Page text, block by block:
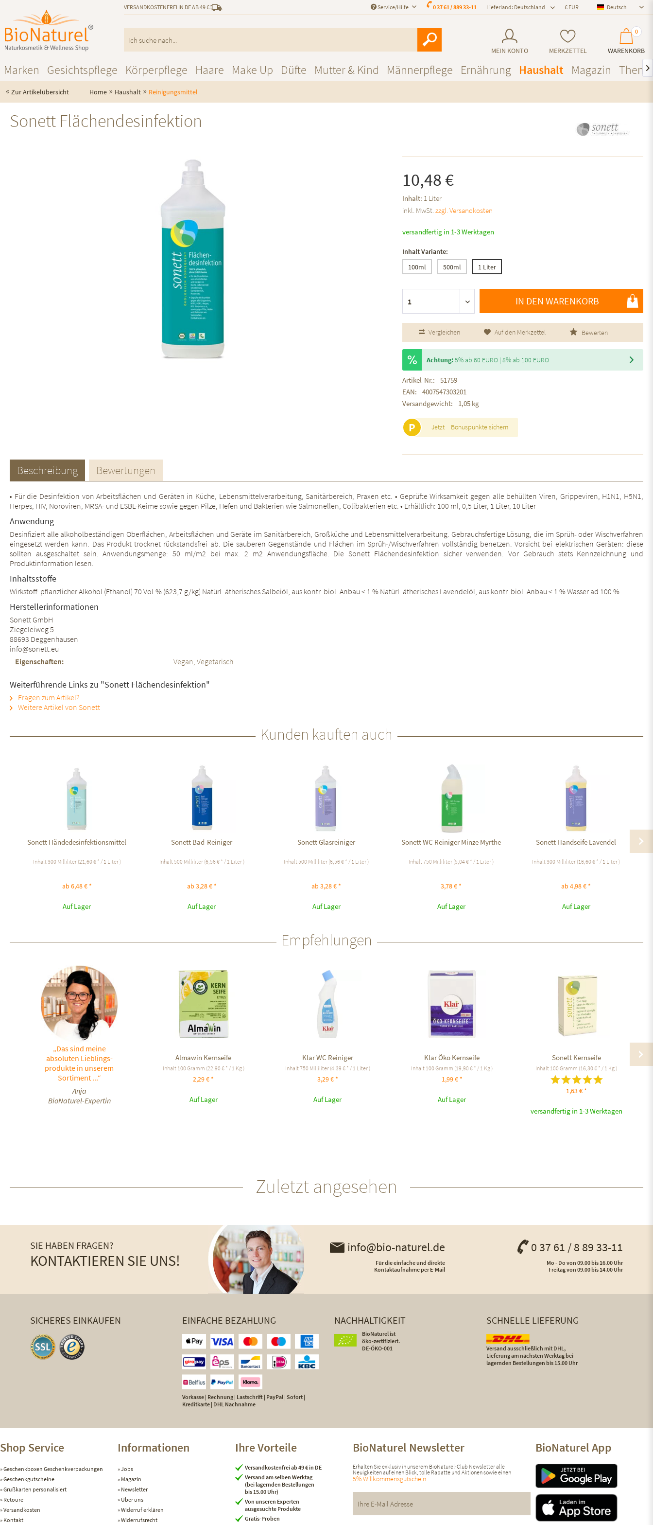
VERSANDKOSTENFREI IN DE AB 49 € Deutsch
Deutsch
Lieferland: Deutschland
0 37 61 / 889 33-11
Service/Hilfe
MEIN KONTO MERKZETTEL
0
WARENKORB
Marken Gesichtspflege Körperpflege Haare Make Up Düfte Mutter & Kind Männerpflege Ernährung Haushalt Magazin 
« Zur Artikelübersicht Home » Haushalt » Reinigungsmittel
Sonett Flächendesinfektion
10,48 €
Inhalt: 1 Liter
inkl. MwSt.zzgl. Versandkosten
versandfertig in 1-3 Werktagen
Inhalt Variante:
100ml
500ml 1 Liter
IN DEN WARENKORB
Vergleichen Auf den Merkzettel Bewerten
Achtung:5% ab 60 EURO | 8% ab 100 EURO
Artikel-Nr.:
51759
EAN:
4007547303201
Versandgewicht:
1,05 kg
P Jetzt Bonuspunkte sichern
Beschreibung Bewertungen
• Für die Desinfektion von Arbeitsflächen und Geräten in Küche, Lebensmittelverarbeitung, Sanitärbereich, Praxen etc. • Geprüfte Wirksamkeit gegen alle behüllten Viren, Grippeviren, H1N1, H5N1,
Herpes, HIV, Noroviren, MRSA- und ESBL-Keime sowie gegen Pilze, Hefen und Bakterien wie Salmonellen, Colibakterien etc. • Erhältlich: 100 ml, 0,5 Liter, 1 Liter, 10 Liter
Anwendung
Desinfiziert alle alkoholbeständigen Oberflächen, Arbeitsflächen und Geräte im Sanitärbereich, Großküche und Lebensmittelverarbeitung. Gebrauchsfertige Lösung, die im Sprüh- oder Wischverfahren
eingesetzt werden kann. Das Produkt trocknet rückstandsfrei ab. Die sauberen Gegenstände und Flächen im Sprüh-/Wischverfahren vollständig benetzen. Vorsicht bei elektrischen Geräten: diese
sollten ausgeschaltet sein. Anwendungsmenge: 50 ml/m2 bei max. 2 m2 Anwendungsfläche. Die Sonett Flächendesinfektion sicher verwenden. Vor Gebrauch stets Kennzeichnung und
Produktinformation lesen.
Inhaltsstoffe
Wirkstoff: pflanzlicher Alkohol (Ethanol) 70 Vol.% (623,7 g/kg) Natürl. ätherisches Salbeiöl, aus kontr. biol. Anbau < 1 % Natürl. ätherisches Lavendelöl, aus kontr. biol. Anbau < 1 % Wasser ad 100 %
Herstellerinformationen
Sonett GmbH
Ziegeleiweg 5
88693 Deggenhausen
info@sonett.eu
Eigenschaften:
Vegan, Vegetarisch
Weiterführende Links zu "Sonett Flächendesinfektion"
Fragen zum Artikel?
Weitere Artikel von Sonett
Kunden kauften auch
Sonett Händedesinfektionsmittel
Inhalt300 Milliliter (21,60 € * / 1 Liter )
ab 6,48 € *
Auf Lager
Sonett Bad-Reiniger
Inhalt500 Milliliter (6,56 € * / 1 Liter )
ab 3,28 € *
Auf Lager
Sonett Glasreiniger
Inhalt500 Milliliter (6,56 € * / 1 Liter )
ab 3,28 € *
Auf Lager
Sonett WC Reiniger Minze Myrthe
Inhalt750 Milliliter (5,04 € * / 1 Liter )
3,78 € *
Auf Lager
Sonett Handseife Lavendel
Inhalt300 Milliliter (16,60 € * / 1 Liter )
ab 4,98 € *
Auf Lager
Empfehlungen
„Das sind meine
absoluten Lieblings-
produkte in unserem
Sortiment ...“
Anja
BioNaturel-Expertin
Almawin Kernseife
Inhalt 100 Gramm (22,90 € * / 1 Kg )
2,29 € *
Auf Lager
Klar WC Reiniger
Inhalt750 Milliliter (4,39 € * / 1 Liter )
3,29 € *
Auf Lager
Klar Öko Kernseife
Inhalt 100 Gramm (19,90 € * / 1 Kg )
1,99 € *
Auf Lager
Sonett Kernseife
Inhalt 100 Gramm (16,30 € * / 1 Kg )
1,63 € *
versandfertig in 1-3 Werktagen
Zuletzt angesehen
SIE HABEN FRAGEN?
KONTAKTIEREN SIE UNS!
info@bio-naturel.de
Für die einfache und direkte
Kontaktaufnahme per E-Mail
0 37 61 / 8 89 33-11
Mo - Do von 09.00 bis 16.00 Uhr
Freitag von 09.00 bis 14.00 Uhr
SICHERES EINKAUFEN EINFACHE BEZAHLUNG
Vorkasse | Rechnung | Lastschrift | PayPal | Sofort |
Kreditkarte | DHL Nachnahme
NACHHALTIGKEIT
BioNaturel ist
öko-zertifiziert.
DE-ÖKO-001
SCHNELLE LIEFERUNG
Versand ausschließlich mit DHL,
Lieferung am nächsten Werktag bei
lagernden Bestellungen bis 15.00 Uhr
Shop Service
Geschenkboxen Geschenkverpackungen
Geschenkgutscheine
Grußkarten personalisiert
Retoure
Versandkosten
Kontakt
Informationen
Jobs
Magazin
Newsletter
Über uns
Widerruf erklären
Widerrufsrecht
Ihre Vorteile
Versandkostenfrei ab 49 € in DE
Versand am selben Werktag
(bei lagernden Bestellungen
bis 15.00 Uhr)
Von unseren Experten
ausgesuchte Produkte
Gratis-Proben
BioNaturel Newsletter
Erhalten Sie exklusiv in unserem BioNaturel-Club Newsletter alle
Neuigkeiten auf einen Blick, tolle Rabatte und Aktionen sowie einen
5% Willkommensgutschein.
BioNaturel App